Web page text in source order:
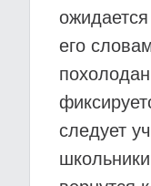
его
следует